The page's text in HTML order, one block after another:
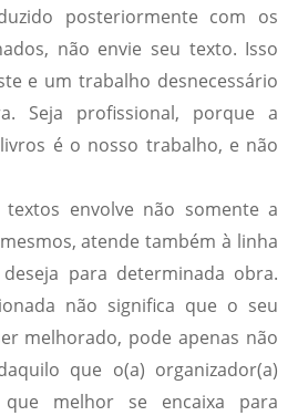
posteriormente com os
não envie seu texto. Isso
e um trabalho desnecessário
Seja profissional, porque a
é o nosso trabalho, e não
textos envolve não somente a
atende também à linha
para determinada obra.
não significa que o seu
melhorado, pode apenas não
que o(a) organizador(a)
melhor se encaixa para